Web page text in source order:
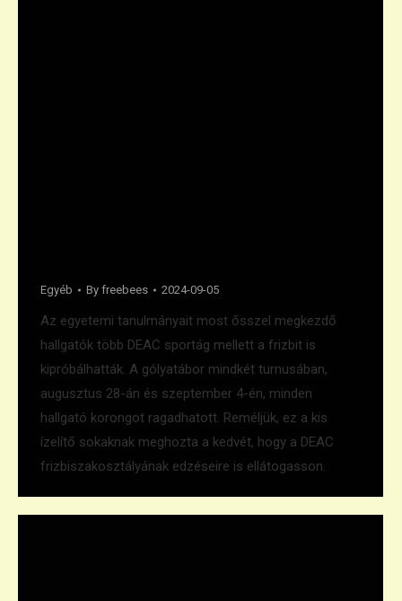
Egyéb By freebees 2024-09-05
Az egyetemi tanulmányait most ősszel megkezdő
hallgatók több DEAC sportág mellett a frizbit is
kipróbálhatták. A gólyatábor mindkét turnusában,
augusztus 28-án és szeptember 4-én, minden
hallgató korongot ragadhatott. Reméljük, ez a kis
ízelítő sokaknak meghozta a kedvét, hogy a DEAC
frizbiszakosztályának edzéseire is ellátogasson.